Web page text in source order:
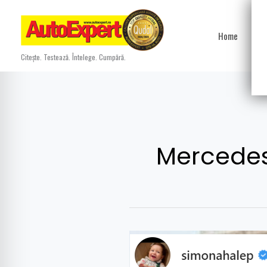
content
Citește. Testează. Întelege. Cumpără.
Home
Simona
Halep